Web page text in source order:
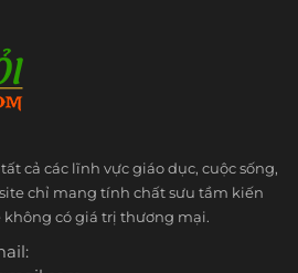
cả các lĩnh vực giáo dục, cuộc sống,
chỉ mang tính chất sưu tầm kiến
không có giá trị thương mại.